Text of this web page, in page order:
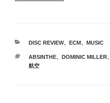
カ
ゴ
リ
DISC REVIEW、 ECM、 MUSIC
タ
グ
ABSINTHE、 DOMINIC MILLER、
航空